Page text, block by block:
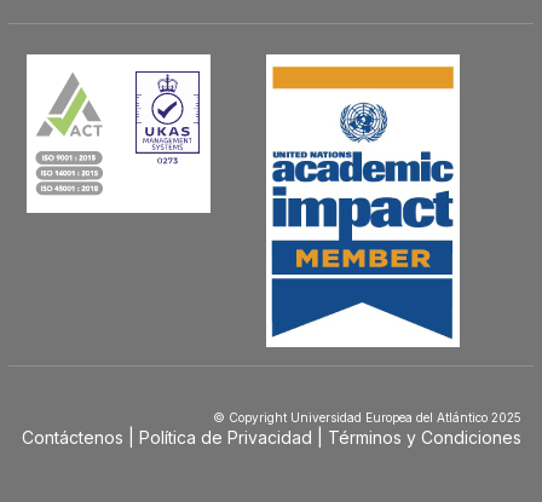
© Copyright Universidad Europea del Atlántico 2025
Contáctenos Política de Privacidad Términos y Condiciones